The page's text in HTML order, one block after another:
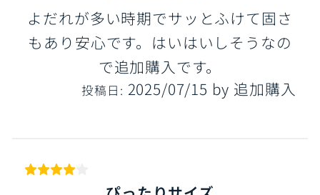
よだれが多い時期でサッとふけて固さ
もあり安心です。はいはいしそうなの
で追加購入です。
投稿日: 2025/07/15 by 追加購入